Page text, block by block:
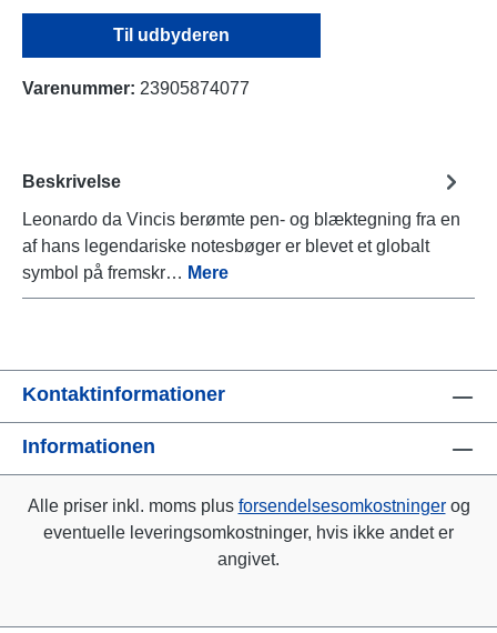
Til udbyderen
Varenummer: 23905874077
Beskrivelse
Leonardo da Vincis berømte pen- og blæktegning fra en
af hans legendariske notesbøger er blevet et globalt
symbol på fremskr… Mere
Kontaktinformationer
Informationen
Alle priser inkl. moms plus forsendelsesomkostningerog
eventuelle leveringsomkostninger, hvis ikke andet er
angivet.